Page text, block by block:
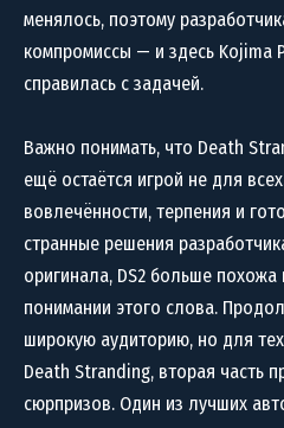
менялось, поэтому
компромиссы — и здесь Kojima
справилась с задачей.
Важно понимать, что Death
ещё остаётся игрой не для
вовлечённости, терпения и
странные решения
оригинала, DS2 больше
понимании этого слова.
широкую аудиторию, но для
Death Stranding, вторая часть
сюрпризов. Один из лучших